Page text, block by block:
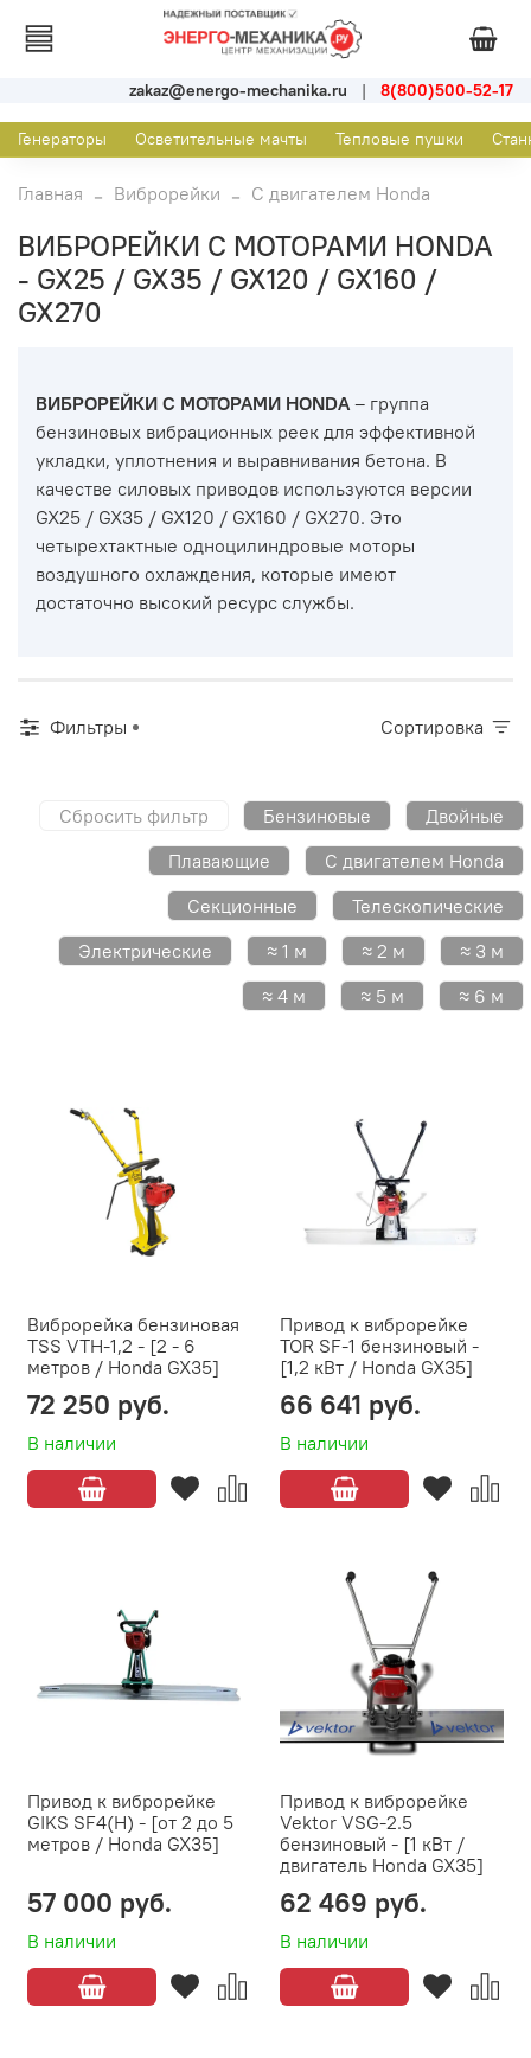
zakaz@energo-mechanika.ru | 8(800)500-52-17
Генераторы Осветительные мачты Тепловые пушки
Главная Виброрейки С двигателем Honda
ВИБРОРЕЙКИ С МОТОРАМИ HONDA
- GX25 / GX35 / GX120 / GX160 /
GX270
ВИБРОРЕЙКИ С МОТОРАМИ HONDA– группа
бензиновых вибрационных реек для эффективной
укладки, уплотнения и выравнивания бетона. В
качестве силовых приводов используются версии
GX25 / GX35 / GX120 / GX160 / GX270. Это
четырехтактные одноцилиндровые моторы
воздушного охлаждения, которые имеют
достаточно высокий ресурс службы.
Фильтры Сортировка
Сбросить фильтр Бензиновые
Двойные
Плавающие
С двигателем Honda
Секционные
Телескопические
Электрические
≈ 1 м ≈ 2 м
≈ 3 м
≈ 4 м
≈ 5 м ≈ 6 м
Виброрейка бензиновая
TSS VTH-1,2 - [2 - 6
метров / Honda GX35]
В наличии
72 250 руб.
Привод к виброрейке
TOR SF-1 бензиновый -
[1,2 кВт / Honda GX35]
В наличии
66 641 руб.
Привод к виброрейке
GIKS SF4(H) - [от 2 до 5
метров / Honda GX35]
В наличии
57 000 руб.
Привод к виброрейке
Vektor VSG-2.5
бензиновый - [1 кВт /
двигатель Honda GX35]
В наличии
62 469 руб.